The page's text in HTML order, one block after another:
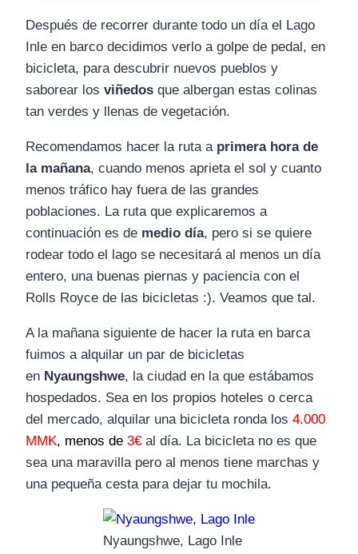
Después de recorrer durante todo un día el Lago
Inle en barco decidimos verlo a golpe de pedal, en
bicicleta, para descubrir nuevos pueblos y
saborear los viñedos que albergan estas colinas
tan verdes y llenas de vegetación.
Recomendamos hacer la ruta a primera hora de
la mañana, cuando menos aprieta el sol y cuanto
menos tráfico hay fuera de las grandes
poblaciones. La ruta que explicaremos a
continuación es de medio día, pero si se quiere
rodear todo el lago se necesitará al menos un día
entero, una buenas piernas y paciencia con el
Rolls Royce de las bicicletas :). Veamos que tal.
A la mañana siguiente de hacer la ruta en barca
fuimos a alquilar un par de bicicletas
en Nyaungshwe, la ciudad en la que estábamos
hospedados. Sea en los propios hoteles o cerca
del mercado, alquilar una bicicleta ronda los 4.000
MMK, menos de 3€ al día. La bicicleta no es que
sea una maravilla pero al menos tiene marchas y
una pequeña cesta para dejar tu mochila.
Nyaungshwe, Lago Inle